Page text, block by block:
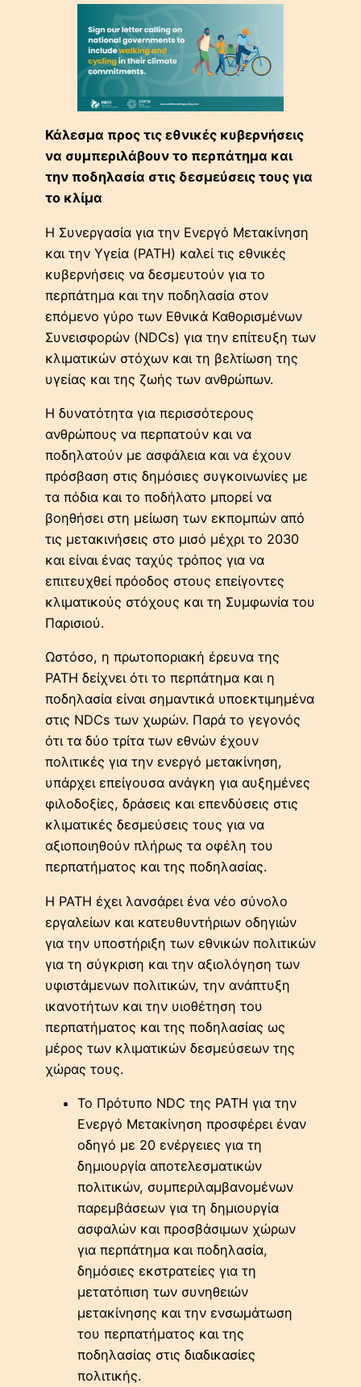
Κάλεσμα προς τις εθνικές κυβερνήσεις
να συμπεριλάβουν το περπάτημα και
την ποδηλασία στις δεσμεύσεις τους για
το κλίμα
Η Συνεργασία για την Ενεργό Μετακίνηση
και την Υγεία (PATH) καλεί τις εθνικές
κυβερνήσεις να δεσμευτούν για το
περπάτημα και την ποδηλασία στον
επόμενο γύρο των Εθνικά Καθορισμένων
Συνεισφορών (NDCs) για την επίτευξη των
κλιματικών στόχων και τη βελτίωση της
υγείας και της ζωής των ανθρώπων.
Η δυνατότητα για περισσότερους
ανθρώπους να περπατούν και να
ποδηλατούν με ασφάλεια και να έχουν
πρόσβαση στις δημόσιες συγκοινωνίες με
τα πόδια και το ποδήλατο μπορεί να
βοηθήσει στη μείωση των εκπομπών από
τις μετακινήσεις στο μισό μέχρι το 2030
και είναι ένας ταχύς τρόπος για να
επιτευχθεί πρόοδος στους επείγοντες
κλιματικούς στόχους και τη Συμφωνία του
Παρισιού.
Ωστόσο, η πρωτοποριακή έρευνα της
PATH δείχνει ότι το περπάτημα και η
ποδηλασία είναι σημαντικά υποεκτιμημένα
στις NDCs των χωρών. Παρά το γεγονός
ότι τα δύο τρίτα των εθνών έχουν
πολιτικές για την ενεργό μετακίνηση,
υπάρχει επείγουσα ανάγκη για αυξημένες
φιλοδοξίες, δράσεις και επενδύσεις στις
κλιματικές δεσμεύσεις τους για να
αξιοποιηθούν πλήρως τα οφέλη του
περπατήματος και της ποδηλασίας.
Η PATH έχει λανσάρει ένα νέο σύνολο
εργαλείων και κατευθυντήριων οδηγιών
για την υποστήριξη των εθνικών πολιτικών
για τη σύγκριση και την αξιολόγηση των
υφιστάμενων πολιτικών, την ανάπτυξη
ικανοτήτων και την υιοθέτηση του
περπατήματος και της ποδηλασίας ως
μέρος των κλιματικών δεσμεύσεων της
χώρας τους.
Το Πρότυπο NDC της PATH για την
Ενεργό Μετακίνηση προσφέρει έναν
οδηγό με 20 ενέργειες για τη
δημιουργία αποτελεσματικών
πολιτικών, συμπεριλαμβανομένων
παρεμβάσεων για τη δημιουργία
ασφαλών και προσβάσιμων χώρων
για περπάτημα και ποδηλασία,
δημόσιες εκστρατείες για τη
μετατόπιση των συνηθειών
μετακίνησης και την ενσωμάτωση
του περπατήματος και της
ποδηλασίας στις διαδικασίες
πολιτικής.